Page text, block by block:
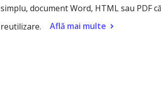
simplu, document Word, HTML sau PDF
reutilizare.
Află mai multe